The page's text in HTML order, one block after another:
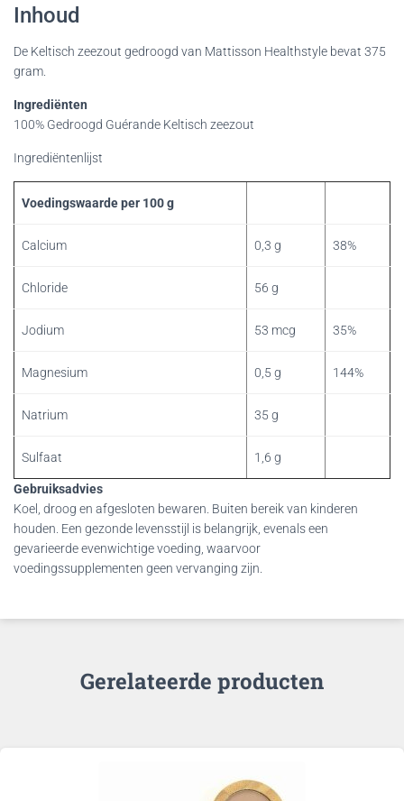
Inhoud
De Keltisch zeezout gedroogd van Mattisson Healthstyle bevat 375
gram.
Ingrediënten
100% Gedroogd Guérande Keltisch zeezout
Ingrediëntenlijst
Voedingswaarde per 100 g
Calcium 0,3 g 38%
Chloride 56 g
Jodium 53 mcg 35%
Magnesium 0,5 g 144%
Natrium 35 g
Sulfaat 1,6 g
Gebruiksadvies
Koel, droog en afgesloten bewaren. Buiten bereik van kinderen
houden. Een gezonde levensstijl is belangrijk, evenals een
gevarieerde evenwichtige voeding, waarvoor
voedingssupplementen geen vervanging zijn.
Gerelateerde producten